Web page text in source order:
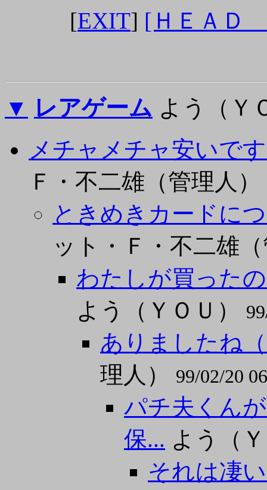
[EXIT] [ＨＥＡＤ
▼ レアゲーム よう（Ｙ
メチャメチャ安いで
Ｆ・不二雄（管理人）
ときめきカードに
ット・Ｆ・不二雄
わたしが買った
よう（ＹＯＵ）
ありましたね
理人）
99/02/20
パチ夫くん
保... よう（
それは凄